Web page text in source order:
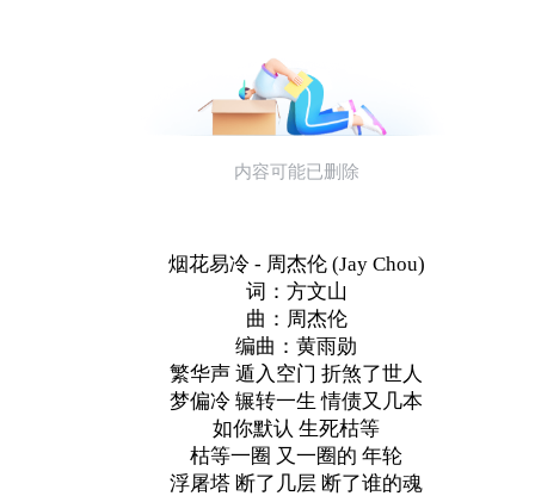
烟花易冷 - 周杰伦 (Jay Chou)
词：方文山
曲：周杰伦
编曲：黄雨勋
繁华声 遁入空门 折煞了世人
梦偏冷 辗转一生 情债又几本
如你默认 生死枯等
枯等一圈 又一圈的 年轮
浮屠塔 断了几层 断了谁的魂